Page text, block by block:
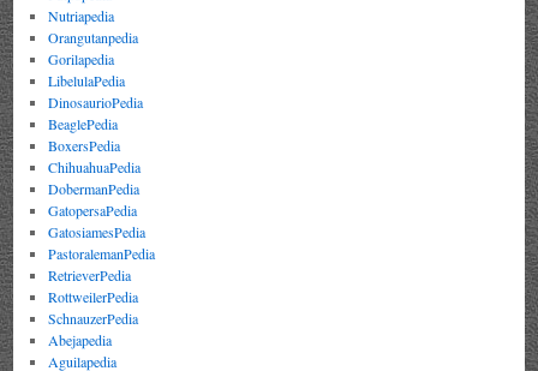
Nutriapedia
Orangutanpedia
Gorilapedia
LibelulaPedia
DinosaurioPedia
BeaglePedia
BoxersPedia
ChihuahuaPedia
DobermanPedia
GatopersaPedia
GatosiamesPedia
PastoralemanPedia
RetrieverPedia
RottweilerPedia
SchnauzerPedia
Abejapedia
Aguilapedia